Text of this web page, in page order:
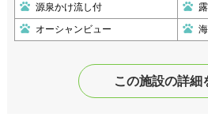
源泉かけ流し付
オーシャンビュー
この施設の詳細